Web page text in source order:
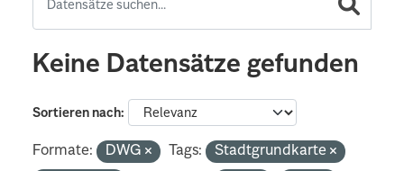
Keine Datensätze gefunden
Sortieren nach
Formate: DWG Tags:
Stadtgrundkarte